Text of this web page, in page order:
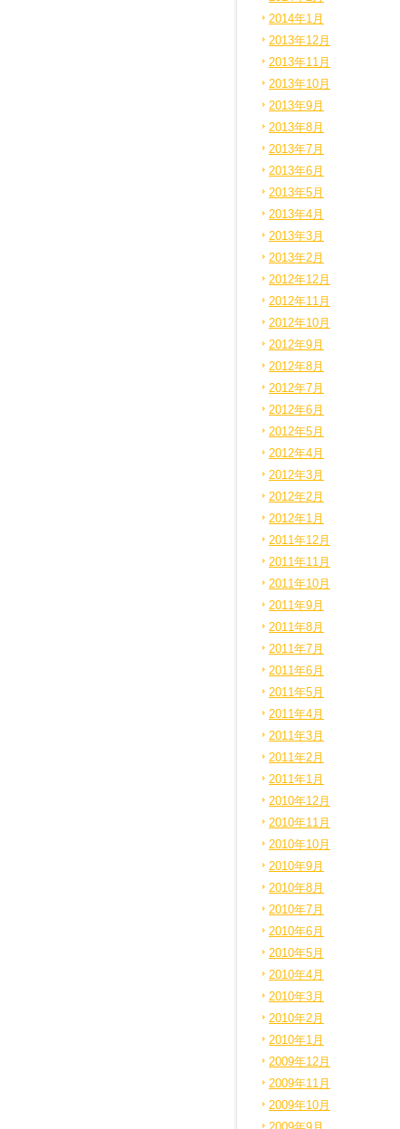
2014年1月
2013年12月
2013年11月
2013年10月
2013年9月
2013年8月
2013年7月
2013年6月
2013年5月
2013年4月
2013年3月
2013年2月
2012年12月
2012年11月
2012年10月
2012年9月
2012年8月
2012年7月
2012年6月
2012年5月
2012年4月
2012年3月
2012年2月
2012年1月
2011年12月
2011年11月
2011年10月
2011年9月
2011年8月
2011年7月
2011年6月
2011年5月
2011年4月
2011年3月
2011年2月
2011年1月
2010年12月
2010年11月
2010年10月
2010年9月
2010年8月
2010年7月
2010年6月
2010年5月
2010年4月
2010年3月
2010年2月
2010年1月
2009年12月
2009年11月
2009年10月